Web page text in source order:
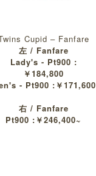
Cupid – Fanfare
左 / Fanfare
Lady's - Pt900 :
￥184,800
- Pt900 :￥171,600
右 / Fanfare
Pt900 :￥246,400~